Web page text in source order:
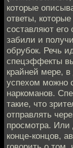
которые
ответы,
составляют
забили и
обрубок. Речь
спецэффекты
крайней мере,
успехом можно
наркоманов.
такие, что
отправлять
просмотра. Или
конце-концов,